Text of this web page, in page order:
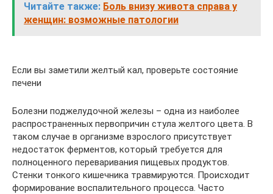
Читайте также: Боль внизу живота справа у
женщин: возможные патологии
Если вы заметили желтый кал, проверьте состояние
печени
Болезни поджелудочной железы – одна из наиболее
распространенных первопричин стула желтого цвета. В
таком случае в организме взрослого присутствует
недостаток ферментов, который требуется для
полноценного переваривания пищевых продуктов.
Стенки тонкого кишечника травмируются. Происходит
формирование воспалительного процесса. Часто